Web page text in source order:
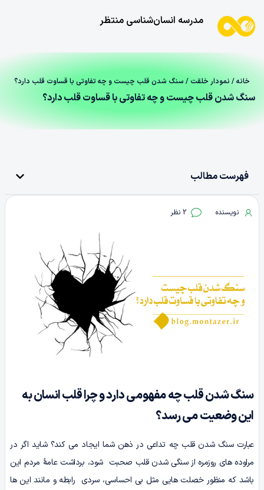
مدرسه انسان‌شناسی منتظر
خانه/ نمودار خلقت / سنگ شدن قلب چیست و چه تفاوتی با قساوت قلب دارد؟
سنگ شدن قلب چیست و چه تفاوتی با قساوت قلب دارد؟
فهرست مطالب
نویسنده 2 نظر
سنگ شدن قلب چه مفهومی دارد و چرا قلب انسان به
این وضعیت می رسد؟
عبارت سنگ شدن قلب چه تداعی در ذهن شما ایجاد می کند؟ شاید اگر در
مراوده های روزمره از سنگی شدن قلب صحبت شود، برداشت عامۀ مردم این
باشد که منظور خصلت هایی مثل بی احساسی، سردی رابطه و مانند این ها